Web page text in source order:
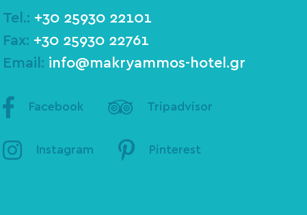
Tel.: +30 25930 22101
Fax: +30 25930 22761
Email: info@makryammos-hotel.gr
Facebook Tripadvisor
Instagram Pinterest